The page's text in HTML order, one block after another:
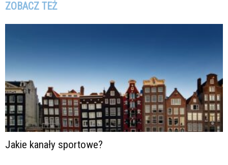
ZOBACZ TEŻ
Jakie kanały sportowe?